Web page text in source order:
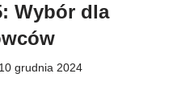
Wybór dla
10 grudnia 2024